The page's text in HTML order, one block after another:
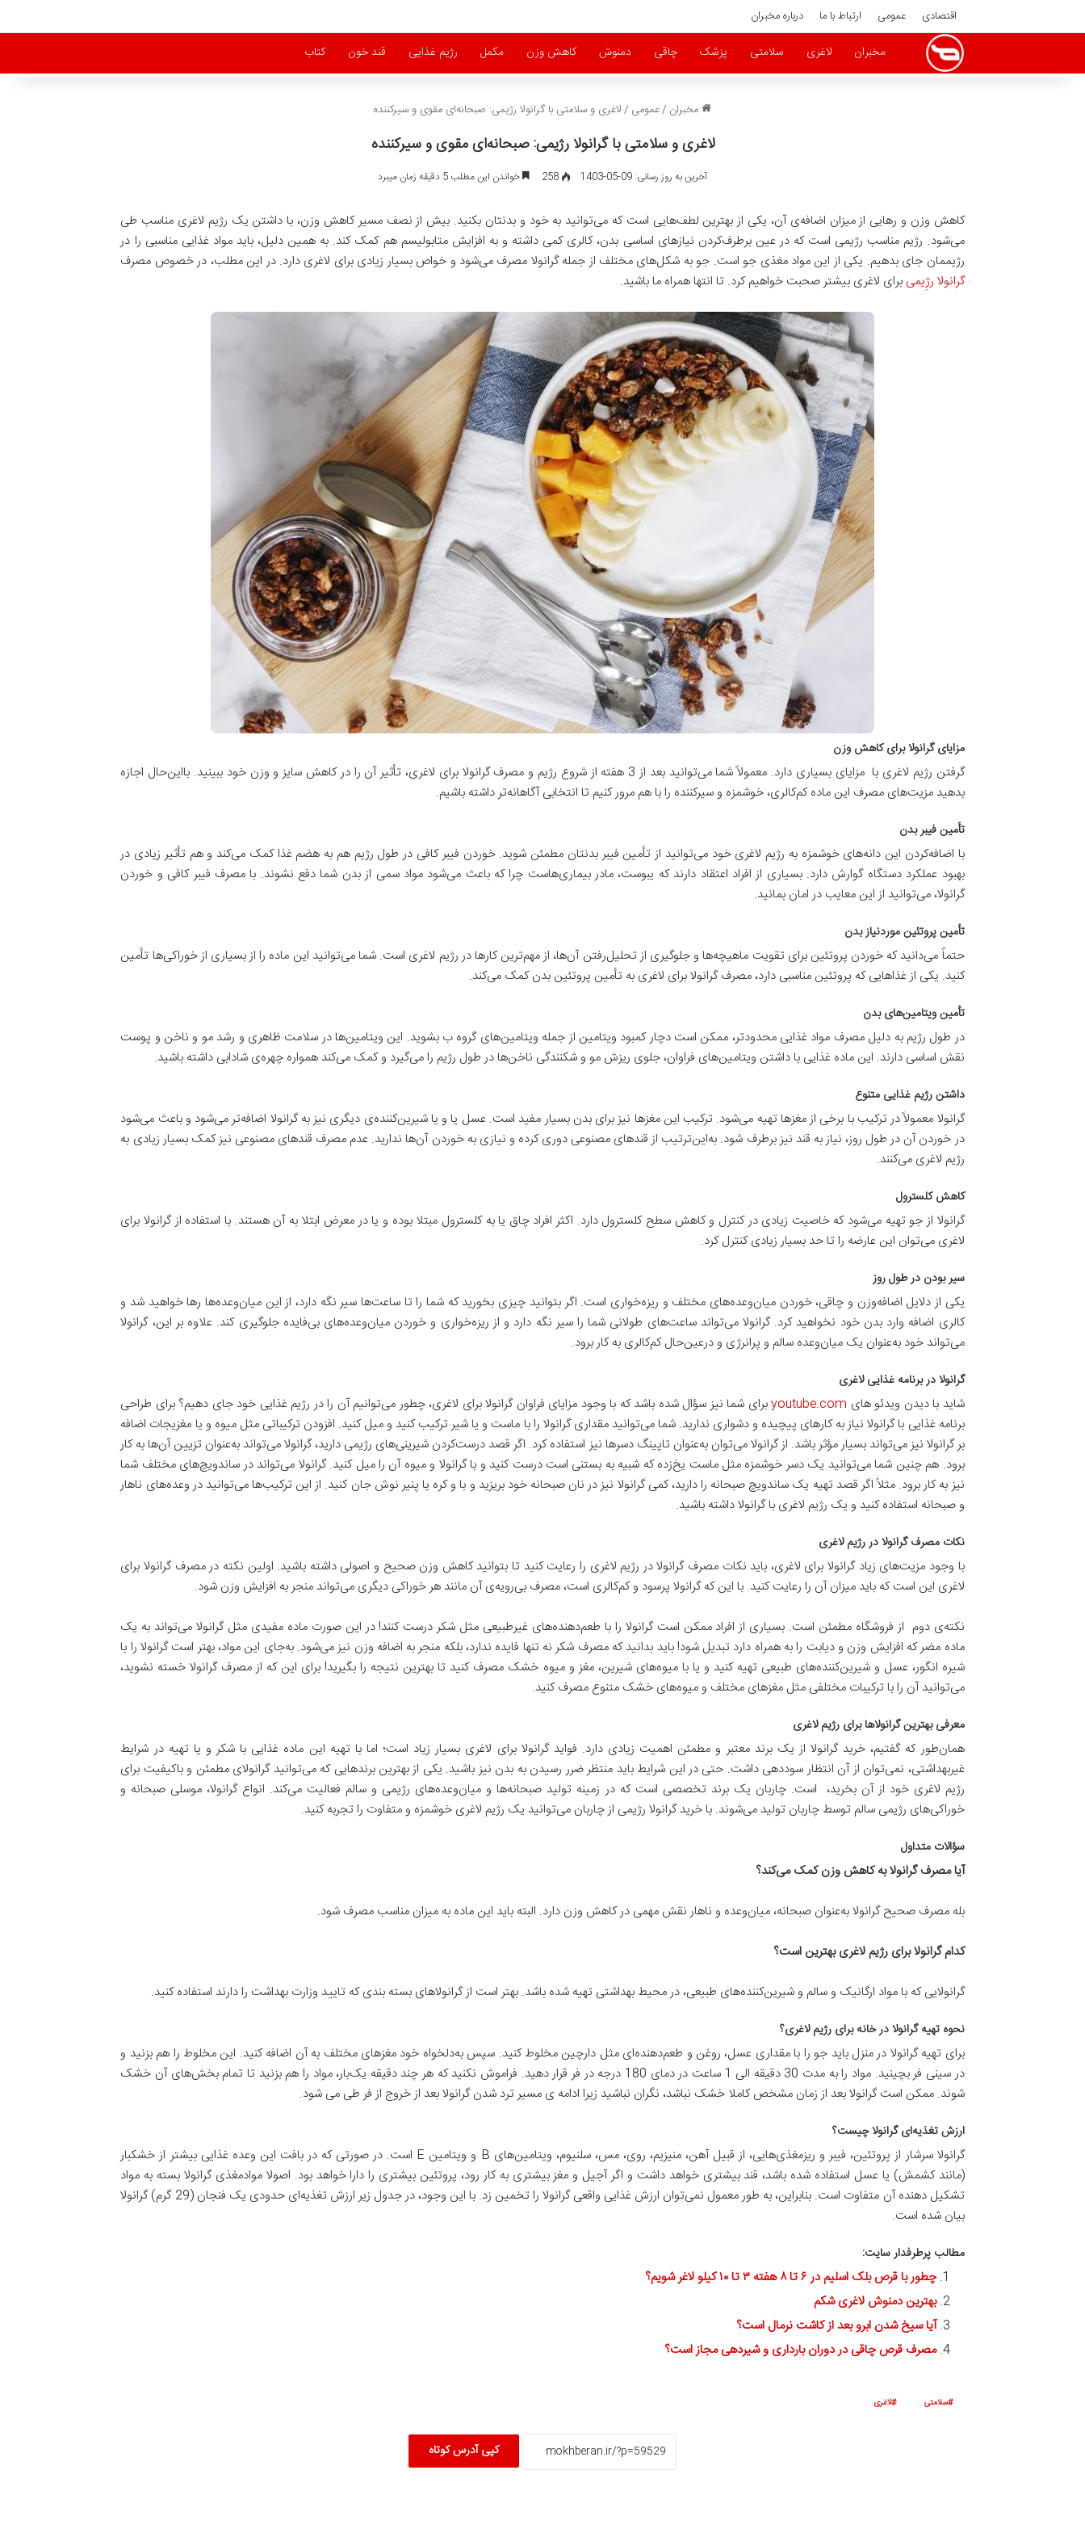
اقتصادی عمومی ارتباط با ما درباره مخبران
مخبران لاغری سلامتی پزشک چاقی دمنوش کاهش وزن مکمل رژیم غذایی قند خون کتاب
مخبران /عمومی /لاغری و سلامتی با گرانولا رژیمی: صبحانه‌ای مقوی و سیرکننده
لاغری و سلامتی با گرانولا رژیمی: صبحانه‌ای مقوی و سیرکننده
آخرین به روز رسانی: 09-05-1403 258 خواندن این مطلب 5 دقیقه زمان میبرد
کاهش وزن و رهایی از میزان اضافه‌ی آن، یکی از بهترین لطف‌هایی است که می‌توانید به خود و بدنتان بکنید. بیش از نصف مسیر کاهش وزن، با داشتن یک رژیم لاغری مناسب طی
می‌شود. رژیم مناسب رژیمی است که در عین برطرف‌کردن نیازهای اساسی بدن، کالری کمی داشته و به افزایش متابولیسم هم کمک کند. به همین دلیل، باید مواد غذایی مناسبی را در
رژیممان جای بدهیم. یکی از این مواد مغذی جو است. جو به شکل‌های مختلف از جمله گرانولا مصرف می‌شود و خواص بسیار زیادی برای لاغری دارد. در این مطلب، در خصوص مصرف
گرانولا رژِیمی برای لاغری بیشتر صحبت خواهیم کرد. تا انتها همراه ما باشید.
مزایای گرانولا برای کاهش وزن
گرفتن رژیم لاغری با مزایای بسیاری دارد. معمولاً شما می‌توانید بعد از 3 هفته از شروع رژیم و مصرف گرانولا برای لاغری، تأثیر آن را در کاهش سایز و وزن خود ببینید. بااین‌حال اجازه
بدهید مزیت‌های مصرف این ماده کم‌کالری، خوشمزه و سیرکننده را با هم مرور کنیم تا انتخابی آگاهانه‌تر داشته باشیم.
تأمین فیبر بدن
با اضافه‌کردن این دانه‌های خوشمزه به رژیم لاغری خود می‌توانید از تأمین فیبر بدنتان مطمئن شوید. خوردن فیبر کافی در طول رژیم هم به هضم غذا کمک می‌کند و هم تأثیر زیادی در
بهبود عملکرد دستگاه گوارش دارد. بسیاری از افراد اعتقاد دارند که یبوست، مادر بیماری‌هاست چرا که باعث می‌شود مواد سمی از بدن شما دفع نشوند. با مصرف فیبر کافی و خوردن
گرانولا، می‌توانید از این معایب در امان بمانید.
تأمین پروتئین موردنیاز بدن
حتماً می‌دانید که خوردن پروتئین برای تقویت ماهیچه‌ها و جلوگیری از تحلیل‌رفتن آن‌ها، از مهم‌ترین کارها در رژیم لاغری است. شما می‌توانید این ماده را از بسیاری از خوراکی‌ها تأمین
کنید. یکی از غذاهایی که پروتئین مناسبی دارد، مصرف گرانولا برای لاغری به تأمین پروتئین بدن کمک می‌کند.
تأمین ویتامین‌های بدن
در طول رژیم به دلیل مصرف مواد غذایی محدودتر، ممکن است دچار کمبود ویتامین از جمله ویتامین‌های گروه ب بشوید. این ویتامین‌ها در سلامت ظاهری و رشد مو و ناخن و پوست
نقش اساسی دارند. این ماده غذایی با داشتن ویتامین‌های فراوان، جلوی ریزش مو و شکنندگی ناخن‌ها در طول رژیم را می‌گیرد و کمک می‌کند همواره چهره‌ی شادابی داشته باشید.
داشتن رژیم غذایی متنوع
گرانولا معمولاً در ترکیب با برخی از مغزها تهیه می‌شود. ترکیب این مغزها نیز برای بدن بسیار مفید است. عسل یا و یا شیرین‌کننده‌ی دیگری نیز به گرانولا اضافه‌تر می‌شود و باعث می‌شود
در خوردن آن در طول روز، نیاز به قند نیز برطرف شود. به‌این‌ترتیب از قندهای مصنوعی دوری کرده و نیازی به خوردن آن‌ها ندارید. عدم مصرف قندهای مصنوعی نیز کمک بسیار زیادی به
رژیم لاغری می‌کنند.
کاهش کلسترول
گرانولا از جو تهیه می‌شود که خاصیت زیادی در کنترل و کاهش سطح کلسترول دارد. اکثر افراد چاق یا به کلسترول مبتلا بوده و یا در معرض ابتلا به آن هستند. با استفاده از گرانولا برای
لاغری می‌توان این عارضه را تا حد بسیار زیادی کنترل کرد.
سیر بودن در طول روز
یکی از دلایل اضافه‌وزن و چاقی، خوردن میان‌وعده‌های مختلف و ریزه‌خواری است. اگر بتوانید چیزی بخورید که شما را تا ساعت‌ها سیر نگه دارد، از این میان‌وعده‌ها رها خواهید شد و
کالری اضافه وارد بدن خود نخواهید کرد. گرانولا می‌تواند ساعت‌های طولانی شما را سیر نگه دارد و از ریزه‌خواری و خوردن میان‌وعده‌های بی‌فایده جلوگیری کند. علاوه بر این، گرانولا
می‌تواند خود به‌عنوان یک میان‌وعده سالم و پرانرژی و درعین‌حال کم‌کالری به کار برود.
گرانولا در برنامه غذایی لاغری
شاید با دیدن ویدئو های youtube.comبرای شما نیز سؤال شده باشد که با وجود مزایای فراوان گرانولا برای لاغری، چطور می‌توانیم آن را در رژیم غذایی خود جای دهیم؟ برای طراحی
برنامه غذایی با گرانولا نیاز به کارهای پیچیده و دشواری ندارید. شما می‌توانید مقداری گرانولا را با ماست و یا شیر ترکیب کنید و میل کنید. افزودن ترکیباتی مثل میوه و یا مغزیجات اضافه
بر گرانولا نیز می‌تواند بسیار مؤثر باشد. از گرانولا می‌توان به‌عنوان تاپینگ دسرها نیز استفاده کرد. اگر قصد درست‌کردن شیرینی‌های رژیمی دارید، گرانولا می‌تواند به‌عنوان تزیین آن‌ها به کار
برود. هم چنین شما می‌توانید یک دسر خوشمزه مثل ماست یخ‌زده که شبیه به بستنی است درست کنید و با گرانولا و میوه آن را میل کنید. گرانولا می‌تواند در ساندویچ‌های مختلف شما
نیز به کار برود. مثلاً اگر قصد تهیه یک ساندویچ صبحانه را دارید، کمی گرانولا نیز در نان صبحانه خود بریزید و با و کره یا پنیر نوش جان کنید. از این ترکیب‌ها می‌توانید در وعده‌های ناهار
و صبحانه استفاده کنید و یک رژیم لاغری با گرانولا داشته باشید.
نکات مصرف گرانولا در رژیم لاغری
با وجود مزیت‌های زیاد گرانولا برای لاغری، باید نکات مصرف گرانولا در رژیم لاغری را رعایت کنید تا بتوانید کاهش وزن صحیح و اصولی داشته باشید. اولین نکته در مصرف گرانولا برای
لاغری این است که باید میزان آن را رعایت کنید. با این که گرانولا پرسود و کم‌کالری است، مصرف بی‌رویه‌ی آن مانند هر خوراکی دیگری می‌تواند منجر به افزایش وزن شود.
نکته‌ی دوم از فروشگاه مطمئن است. بسیاری از افراد ممکن است گرانولا را با طعم‌دهنده‌های غیرطبیعی مثل شکر درست کنند! در این صورت ماده مفیدی مثل گرانولا می‌تواند به یک
ماده مضر که افزایش وزن و دیابت را به همراه دارد تبدیل شود! باید بدانید که مصرف شکر نه تنها فایده ندارد، بلکه منجر به اضافه وزن نیز می‌شود. به‌جای این مواد، بهتر است گرانولا را با
شیره انگور، عسل و شیرین‌کننده‌های طبیعی تهیه کنید و یا با میوه‌های شیرین، مغز و میوه خشک مصرف کنید تا بهترین نتیجه را بگیرید! برای این که از مصرف گرانولا خسته نشوید،
می‌توانید آن را با ترکیبات مختلفی مثل مغزهای مختلف و میوه‌های خشک متنوع مصرف کنید.
معرفی بهترین گرانولاها برای رژیم لاغری
همان‌طور که گفتیم، خرید گرانولا از یک برند معتبر و مطمئن اهمیت زیادی دارد. فواید گرانولا برای لاغری بسیار زیاد است؛ اما با تهیه این ماده غذایی با شکر و یا تهیه در شرایط
غیربهداشتی، نمی‌توان از آن انتظار سوددهی داشت. حتی در این شرایط باید منتظر ضرر رسیدن به بدن نیز باشید. یکی از بهترین برندهایی که می‌توانید گرانولای مطمئن و باکیفیت برای
رژیم لاغری خود از آن بخرید، است. چاربان یک برند تخصصی است که در زمینه تولید صبحانه‌ها و میان‌وعده‌های رژیمی و سالم فعالیت می‌کند. انواع گرانولا، موسلی صبحانه و
خوراکی‌های رژیمی سالم توسط چاربان تولید می‌شوند. با خرید گرانولا رژیمی از چاربان می‌توانید یک رژیم لاغری خوشمزه و متفاوت را تجربه کنید.
سؤالات متداول
آیا مصرف گرانولا به کاهش وزن کمک می‌کند؟
بله مصرف صحیح گرانولا به‌عنوان صبحانه، میان‌وعده و ناهار نقش مهمی در کاهش وزن دارد. البته باید این ماده به میزان مناسب مصرف شود.
کدام گرانولا برای رژیم لاغری بهترین است؟
گرانولایی که با مواد ارگانیک و سالم و شیرین‌کننده‌های طبیعی، در محیط بهداشتی تهیه شده باشد. بهتر است از گرانولاهای بسته بندی که تایید وزارت بهداشت را دارند استفاده کنید.
نحوه تهیه گرانولا در خانه برای رژیم لاغری؟
برای تهیه گرانولا در منزل باید جو را با مقداری عسل، روغن و طعم‌دهنده‌ای مثل دارچین مخلوط کنید. سپس به‌دلخواه خود مغزهای مختلف به آن اضافه کنید. این مخلوط را هم بزنید و
در سینی فر بچینید. مواد را به مدت 30 دقیقه الی 1 ساعت در دمای 180 درجه در فر قرار دهید. فراموش نکنید که هر چند دقیقه یک‌بار، مواد را هم بزنید تا تمام بخش‌های آن خشک
شوند. ممکن است گرانولا بعد از زمان مشخص کاملا خشک نباشد، نگران نباشید زیرا ادامه ی مسیر ترد شدن گرانولا بعد از خروج از فر طی می شود.
ارزش تغذیه‌ای گرانولا چیست؟
گرانولا سرشار از پروتئین، فیبر و ریزمغذی‌هایی، از قبیل آهن، منیزیم، روی، مس، سلنیوم، ویتامین‌های B و ویتامین E است. در صورتی که در بافت این وعده غذایی بیشتر از خشکبار
(مانند کشمش) یا عسل استفاده شده باشد، قند بیشتری خواهد داشت و اگر آجیل و مغز بیشتری به کار رود، پروتئین بیشتری را دارا خواهد بود. اصولا موادمغذی گرانولا بسته به مواد
تشکیل دهنده آن متفاوت است. بنابراین، به طور معمول نمی‌توان ارزش غذایی واقعی گرانولا را تخمین زد. با این وجود، در جدول زیر ارزش تغذیه‌ای حدودی یک فنجان (29 گرم) گرانولا
بیان شده است.
مطالب پرطرفدار سایت:
چطور با قرص بلک اسلیم در ۶ تا ۸ هفته ۳ تا ۱۰ کیلو لاغر شویم؟
بهترین دمنوش لاغری شکم
آیا سیخ شدن ابرو بعد از کاشت نرمال است؟
مصرف قرص چاقی در دوران بارداری و شیردهی مجاز است؟
سلامتی لاغری
کپی آدرس کوتاه